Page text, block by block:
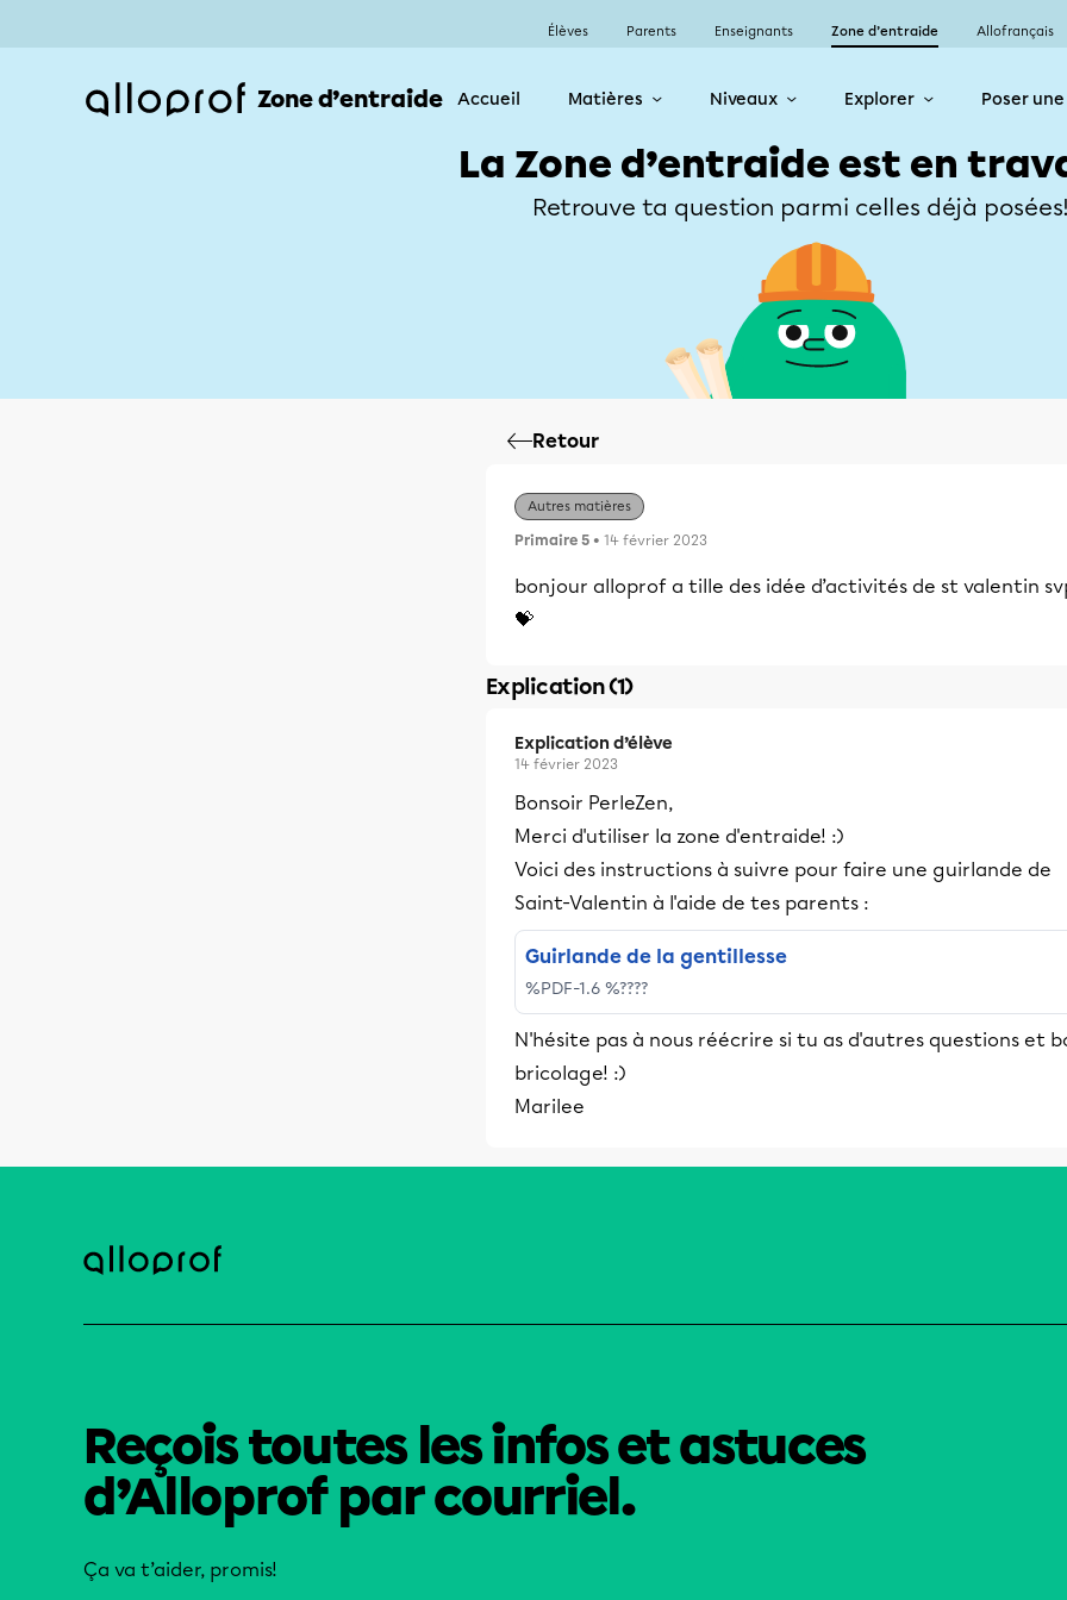
Élèves Parents Enseignants Zone d’entraide Allofrançais
Zone d’entraide Accueil Matières Niveaux Explorer Poser
La Zone d’entraide est en
Retrouve ta question parmi celles déjà posées!
Retour
Autres matières
Primaire 5 • 14 février 2023
bonjour alloprof a tille des idée d’activités de st valentin
💝
Explication (1)
Explication d’élève
14 février 2023
Bonsoir PerleZen,
Merci d'utiliser la zone d'entraide! :)
Voici des instructions à suivre pour faire une guirlande de
Saint-Valentin à l'aide de tes parents :
Guirlande de la gentillesse
%PDF-1.6 %????
N'hésite pas à nous réécrire si tu as d'autres questions et
bricolage! :)
Marilee
Reçois toutes les infos et astuces
d’Alloprof par courriel.
Ça va t’aider, promis!